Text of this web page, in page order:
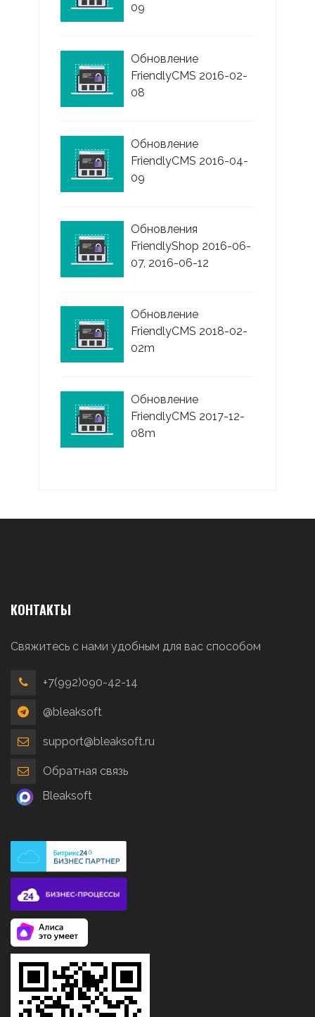
09
Обновление
FriendlyCMS 2016-02-
08
Обновление
FriendlyCMS 2016-04-
09
Обновления
FriendlyShop 2016-06-
07, 2016-06-12
Обновление
FriendlyCMS 2018-02-
02m
Обновление
FriendlyCMS 2017-12-
08m
КОНТАКТЫ
Свяжитесь с нами удобным для вас способом
+7(992)090-42-14
@bleaksoft
support@bleaksoft.ru
Обратная связь
Bleaksoft